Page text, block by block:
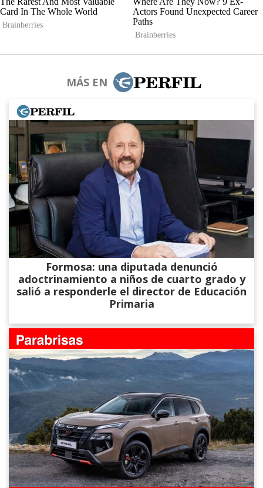
MÁS EN
Formosa: una diputada denunció
adoctrinamiento a niños de cuarto grado y
salió a responderle el director de Educación
Primaria